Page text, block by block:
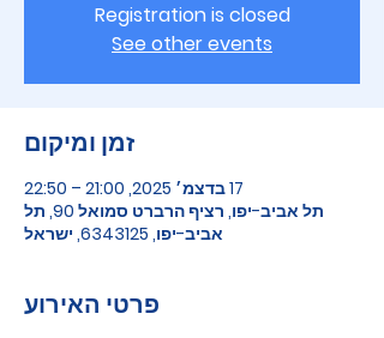
Registration is closed
See other events
זמן ומיקום
17 בדצמ׳ 2025, 21:00 – 22:50
תל אביב-יפו, רציף הרברט סמואל 90, תל
אביב-יפו, 6343125, ישראל
פרטי האירוע